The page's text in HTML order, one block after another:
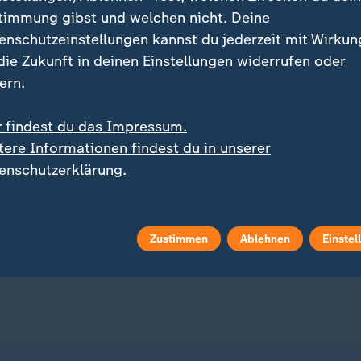
Vereinbarung zu neuer Schifffahrtsroute
Einigung mit Oman zu
von Hormus steht
Liveblog
gibst und welchen nicht. Deine
kannst du jederzeit mit
Zukunft in deinen Einstellungen widerrufen oder
findest du das Impressum.
Informationen findest du in unserer
Zustimmen Ablehnen